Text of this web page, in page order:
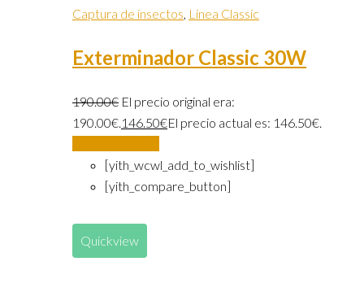
Captura de insectos, Linea Classic
Exterminador Classic 30W
190.00€ El precio original era:
190.00€.146.50€El precio actual es: 146.50€.
[yith_wcwl_add_to_wishlist]
[yith_compare_button]
Quickview